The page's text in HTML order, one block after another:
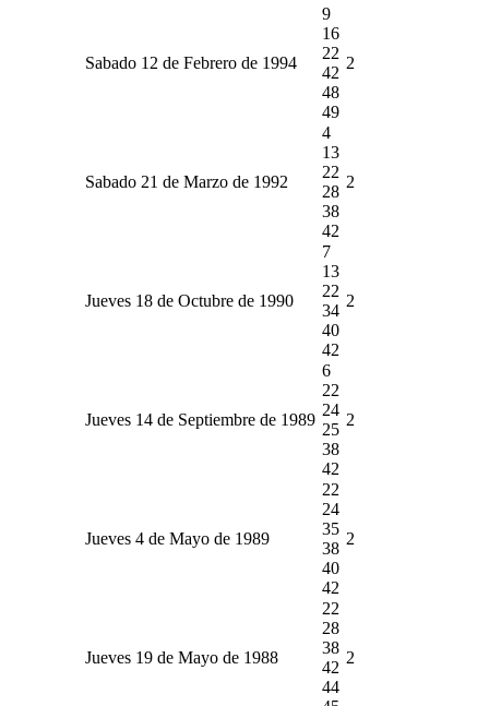
Sabado 12 de Febrero de 1994
9
16
22
42
48
49
2
Sabado 21 de Marzo de 1992
4
13
22
28
38
42
2
Jueves 18 de Octubre de 1990
7
13
22
34
40
42
2
Jueves 14 de Septiembre de 1989
6
22
24
25
38
42
2
Jueves 4 de Mayo de 1989
22
24
35
38
40
42
2
Jueves 19 de Mayo de 1988
22
28
38
42
44
2